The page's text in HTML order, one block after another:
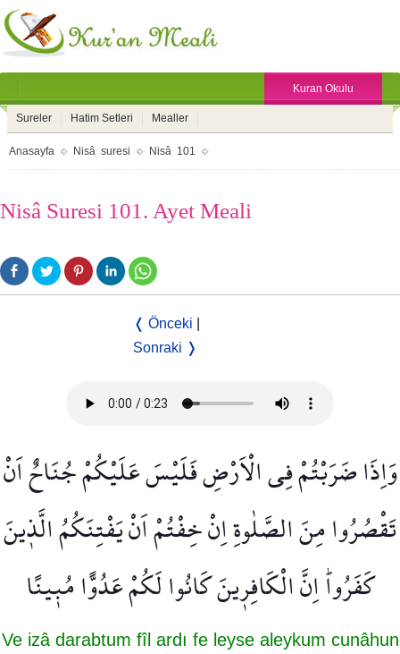
Kuran Okulu
Sureler Hatim Setleri Mealler
Anasayfa Nisâ suresi Nisâ 101
Nisâ Suresi 101. Ayet Meali
❬ Önceki
Sonraki ❭
وَاِذَا ضَرَبْتُمْ فِي الْاَرْضِ فَلَيْسَ عَلَيْكُمْ جُنَاحٌ اَنْ
تَقْصُرُوا مِنَ الصَّلٰوةِۗ اِنْ خِفْتُمْ اَنْ يَفْتِنَكُمُ الَّذ۪ينَ
كَفَرُواۜ اِنَّ الْكَافِر۪ينَ كَانُوا لَكُمْ عَدُوًّا مُب۪ينًا
Ve izâ darabtum fîl ardı fe leyse aleykum cunâhun